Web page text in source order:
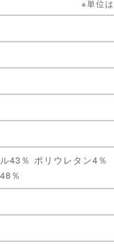
※単位
43％ ポリウレタン4％
％